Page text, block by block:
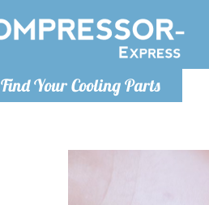
Find Your Cooling Parts